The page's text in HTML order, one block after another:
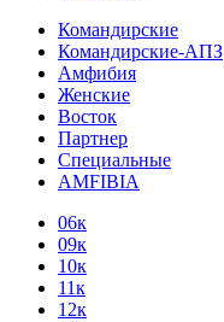
Командирские
Командирские-АПЗ
Амфибия
Женские
Восток
Партнер
Специальные
AMFIBIA
06к
09к
10к
11к
12к